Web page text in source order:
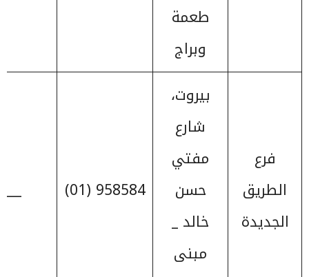
طعمة
وبراج
فرع
الطريق
الجديدة
بيروت،
شارع
مفتي
حسن
خالد _
مبنى
958584 (01)